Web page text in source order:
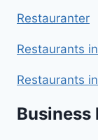
Restauranter
Restaurants
Restaurants
Business